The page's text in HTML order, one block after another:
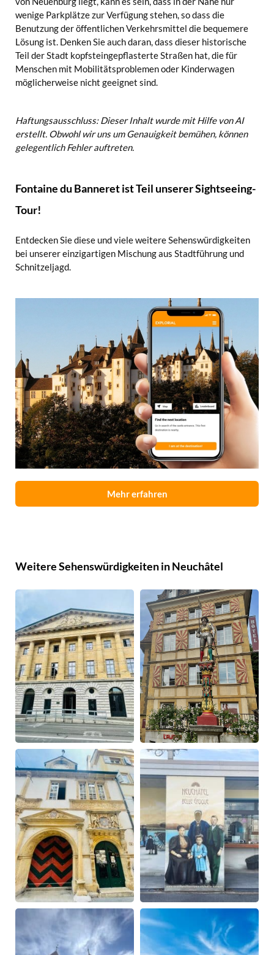
wenige Parkplätze zur Verfügung stehen, so dass die
Benutzung der öffentlichen Verkehrsmittel die bequemere
Lösung ist. Denken Sie auch daran, dass dieser historische
Teil der Stadt kopfsteingepflasterte Straßen hat, die für
Menschen mit Mobilitätsproblemen oder Kinderwagen
möglicherweise nicht geeignet sind.
Haftungsausschluss: Dieser Inhalt wurde mit Hilfe von AI
erstellt. Obwohl wir uns um Genauigkeit bemühen, können
gelegentlich Fehler auftreten.
Fontaine du Banneret ist Teil unserer Sightseeing-
Tour!
Entdecken Sie diese und viele weitere Sehenswürdigkeiten
bei unserer einzigartigen Mischung aus Stadtführung und
Schnitzeljagd.
Mehr erfahren
Weitere Sehenswürdigkeiten in Neuchâtel